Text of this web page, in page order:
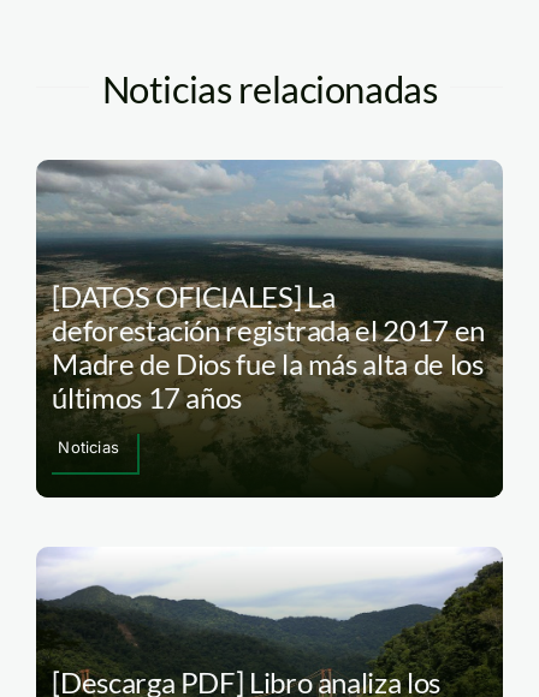
Noticias relacionadas
[DATOS OFICIALES] La
deforestación registrada el 2017 en
Madre de Dios fue la más alta de los
últimos 17 años
Noticias
[Descarga PDF] Libro analiza los